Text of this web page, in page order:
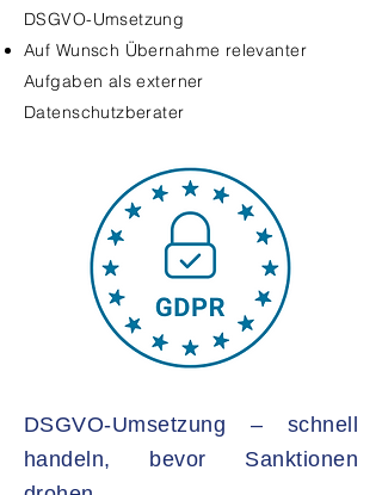
DSGVO-Umsetzung
Auf Wunsch Übernahme relevanter
Aufgaben als externer
Datenschutzberater
DSGVO-Umsetzung – schnell
handeln, bevor Sanktionen